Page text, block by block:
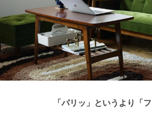
「パリッ」というより「フ